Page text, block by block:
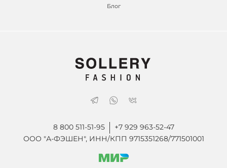
Блог
8 800 511-51-95
+7 929 963-52-47
ООО "А-ФЭШЕН", ИНН/КПП 9715351268/771501001